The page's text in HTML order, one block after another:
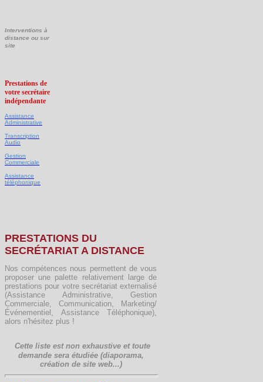
Interventions à
distance ou sur
site
Prestations de
votre secrétaire
indépendante
Assistance
Administrative
Transcription
Audio
Gestion
Commerciale
Assistance
téléphonique
PRESTATIONS DU
SECRÉTARIAT A DISTANCE
Nos compétences nous permettent de vous
proposer une palette relativement large de
prestations pour votre secrétariat externalisé
(Assistance Administrative, Gestion
Commerciale, Communication, Marketing/
Événementiel, Assistance Téléphonique),
alors n'hésitez plus !
Cette liste est non exhaustive et toute
demande sera étudiée (diaporama,
création de site web...)